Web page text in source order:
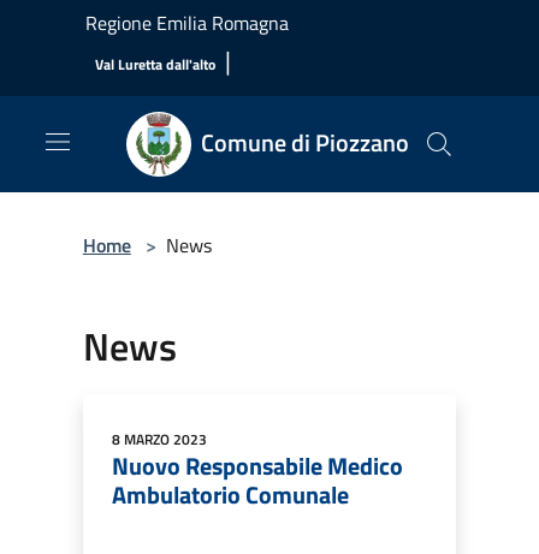
Salta al contenuto principale
Regione Emilia Romagna
Val Luretta dall'alto |
Comune di Piozzano
Home > News
News
8 MARZO 2023
Nuovo Responsabile Medico
Ambulatorio Comunale